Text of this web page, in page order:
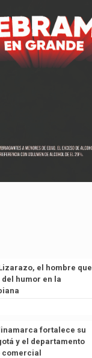
el hombre que
humor en la
fortalece su
y el departamento
comercial